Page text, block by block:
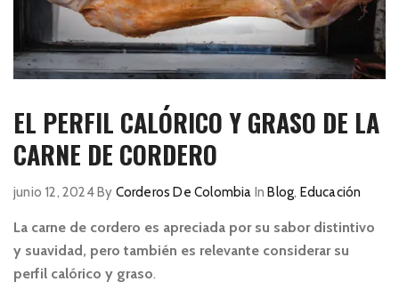
EL PERFIL CALÓRICO Y GRASO DE LA
CARNE DE CORDERO
junio 12, 2024 By Corderos De Colombia In Blog, Educación
La carne de cordero es apreciada por su sabor distintivo
y suavidad, pero también es relevante considerar su
perfil calórico y graso.